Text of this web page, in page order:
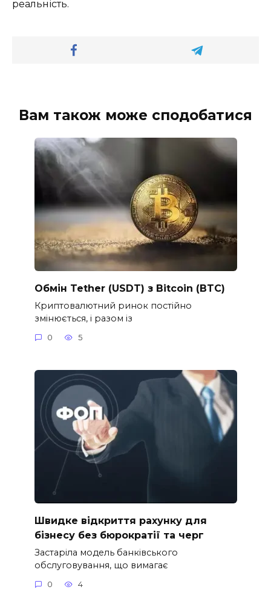
реальність.
Вам також може сподобатися
Обмін Tether (USDT) з Bitcoin (BTC)
Криптовалютний ринок постійно
змінюється, і разом із
0 5
Швидке відкриття рахунку для
бізнесу без бюрократії та черг
Застаріла модель банківського
обслуговування, що вимагає
0 4